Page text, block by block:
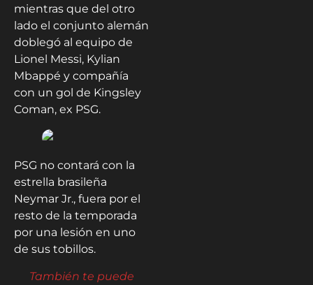
mientras que del otro
lado el conjunto alemán
doblegó al equipo de
Lionel Messi, Kylian
Mbappé y compañía
con un gol de Kingsley
Coman, ex PSG.
PSG no contará con la
estrella brasileña
Neymar Jr., fuera por el
resto de la temporada
por una lesión en uno
de sus tobillos.
También te puede